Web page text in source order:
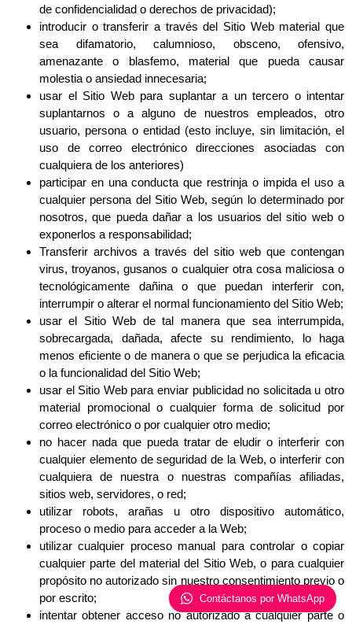
de confidencialidad o derechos de privacidad);
introducir o transferir a través del Sitio Web material que
sea difamatorio, calumnioso, obsceno, ofensivo,
amenazante o blasfemo, material que pueda causar
molestia o ansiedad innecesaria;
usar el Sitio Web para suplantar a un tercero o intentar
suplantarnos o a alguno de nuestros empleados, otro
usuario, persona o entidad (esto incluye, sin limitación, el
uso de correo electrónico direcciones asociadas con
cualquiera de los anteriores)
participar en una conducta que restrinja o impida el uso a
cualquier persona del Sitio Web, según lo determinado por
nosotros, que pueda dañar a los usuarios del sitio web o
exponerlos a responsabilidad;
Transferir archivos a través del sitio web que contengan
virus, troyanos, gusanos o cualquier otra cosa maliciosa o
tecnológicamente dañina o que puedan interferir con,
interrumpir o alterar el normal funcionamiento del Sitio Web;
usar el Sitio Web de tal manera que sea interrumpida,
sobrecargada, dañada, afecte su rendimiento, lo haga
menos eficiente o de manera o que se perjudica la eficacia
o la funcionalidad del Sitio Web;
usar el Sitio Web para enviar publicidad no solicitada u otro
material promocional o cualquier forma de solicitud por
correo electrónico o por cualquier otro medio;
no hacer nada que pueda tratar de eludir o interferir con
cualquier elemento de seguridad de la Web, o interferir con
cualquiera de nuestra o nuestras compañías afiliadas,
sitios web, servidores, o red;
utilizar robots, arañas u otro dispositivo automático,
proceso o medio para acceder a la Web;
utilizar cualquier proceso manual para controlar o copiar
cualquier parte del material del Sitio Web, o para cualquier
propósito no autorizado sin nuestro consentimiento previo o
por escrito;
intentar obtener acceso no autorizado a cualquier parte o
Contáctanos por WhatsApp